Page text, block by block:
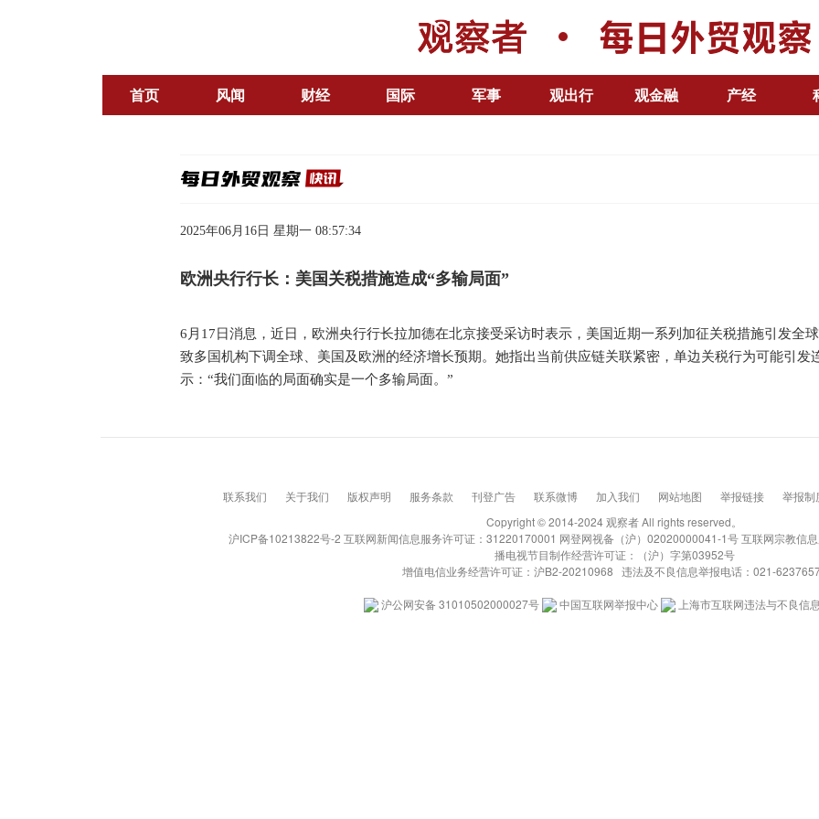
首页 风闻 财经 国际 军事 观出行 观金融 产经
2025年06月16日 星期一 08:57:34
欧洲央行行长：美国关税措施造成“多输局面”
6月17日消息，近日，欧洲央行行长拉加德在北京接受采访时表示，美国近期一系列加征关税措施引发全
致多国机构下调全球、美国及欧洲的经济增长预期。她指出当前供应链关联紧密，单边关税行为可能引发
示：“我们面临的局面确实是一个多输局面。”
联系我们 关于我们 版权声明 服务条款 刊登广告 联系微博 加入我们 网站地图 举报链接
举报制
Copyright © 2014-2024 观察者 All rights reserved。
沪ICP备10213822号-2 互联网新闻信息服务许可证：31220170001 网登网视备（沪）02020000041-1号 互联网宗教信
播电视节目制作经营许可证：（沪）字第03952号
增值电信业务经营许可证：沪B2-20210968 违法及不良信息举报电话：021-
沪公网安备 31010502000027号 中国互联网举报中心 上海市互联网违法与不良信